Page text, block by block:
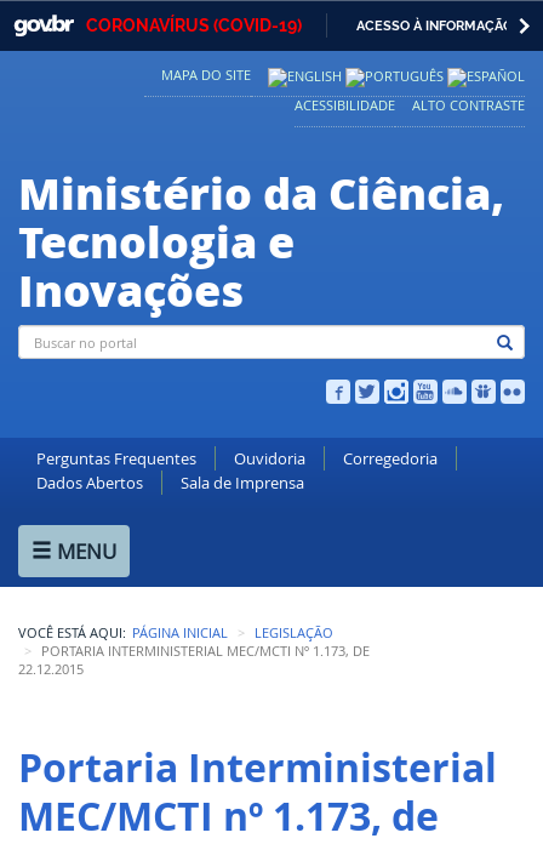
PARA
CONTEÚDO
GOVBR
CORONAVÍRUS (COVID-19) ACESSO À INFORMAÇÃO
Casa Civil
Ministério da Justiça e Segurança Pública
Ministério das Relações Exteriores
Ministério da Economia
Ministério da Infraestrutura
Ministério da Agricultura, Pecuária e Abastecimento
Ministério de Minas e Energia
Ministério do Meio Ambiente
Ministério do Desenvolvimento Regional
Controladoria-Geral da União
MAPA DO SITE
ALTO CONTRASTE
ACESSIBILIDADE
Ministério da Ciência,
Tecnologia e
Inovações
Perguntas Frequentes Ouvidoria
Corregedoria
Dados Abertos
Sala de Imprensa
MENU
VOCÊ ESTÁ AQUI: PÁGINA INICIAL
LEGISLAÇÃO
PORTARIA INTERMINISTERIAL MEC/MCTI Nº 1.173, DE
22.12.2015
Portaria Interministerial
MEC/MCTI nº 1.173, de